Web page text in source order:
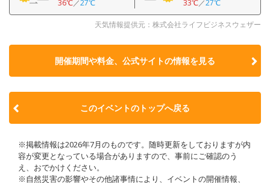
36℃／27℃ 33℃／27℃
天気情報提供元：株式会社ライフビジネスウェザー
開催期間や料金、公式サイトの情報を見る
このイベントのトップへ戻る
※掲載情報は2026年7月のものです。随時更新をしておりますが内
容が変更となっている場合がありますので、事前にご確認のう
え、おでかけください。
※自然災害の影響やその他諸事情により、イベントの開催情報、